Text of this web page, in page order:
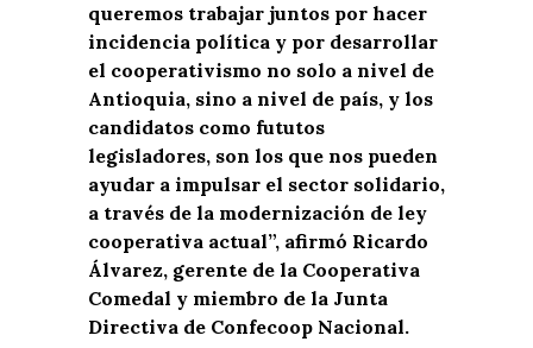
queremos trabajar juntos por hacer
incidencia política y por desarrollar
el cooperativismo no solo a nivel de
Antioquia, sino a nivel de país, y los
candidatos como fututos
legisladores, son los que nos pueden
ayudar a impulsar el sector solidario,
a través de la modernización de ley
cooperativa actual”, afirmó Ricardo
Álvarez, gerente de la Cooperativa
Comedal y miembro de la Junta
Directiva de Confecoop Nacional.